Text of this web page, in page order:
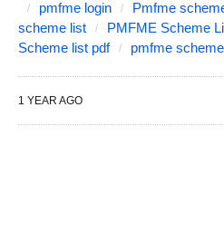
pmfme login Pmfme
scheme list
PMFME Scheme
Scheme list pdf
pmfme
1 YEAR AGO